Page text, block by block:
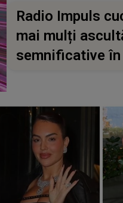
Radio Impuls
mai mulți
semnificative în